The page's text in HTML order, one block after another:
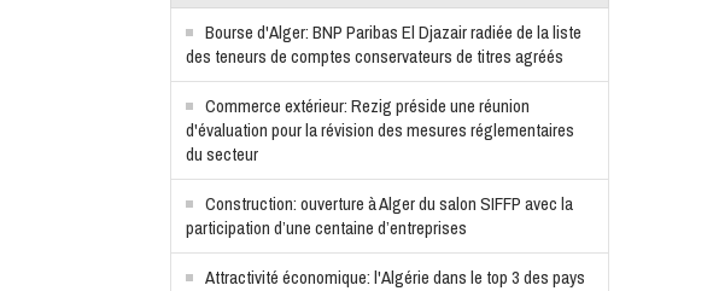
Bourse d'Alger: BNP Paribas El Djazair radiée de la liste
des teneurs de comptes conservateurs de titres agréés
Commerce extérieur: Rezig préside une réunion
d'évaluation pour la révision des mesures réglementaires
du secteur
Construction: ouverture à Alger du salon SIFFP avec la
participation d’une centaine d’entreprises
Attractivité économique: l'Algérie dans le top 3 des pays